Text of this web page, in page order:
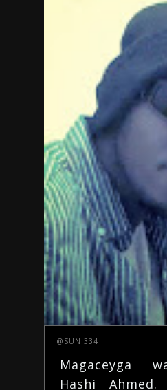
@SUNI334
Magaceyga
Hashi